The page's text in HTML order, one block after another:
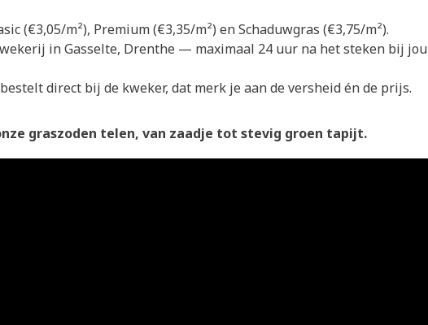
(€3,05/m²), Premium (€3,35/m²) en Schaduwgras (€3,75/m²).
in Gasselte, Drenthe — maximaal 24 uur na het steken bij jou
direct bij de kweker, dat merk je aan de versheid én de prijs.
graszoden telen, van zaadje tot stevig groen tapijt.